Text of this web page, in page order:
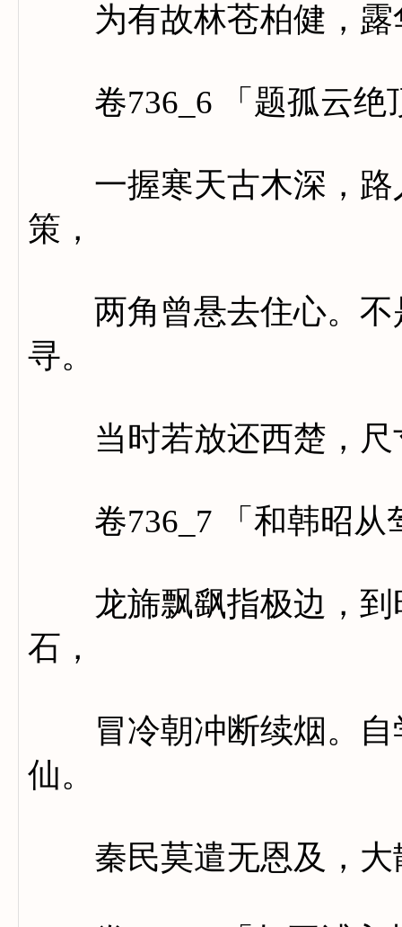
为有故林苍柏健，露
卷736_6 「题孤云绝
一握寒天古木深，路
策，
两角曾悬去住心。不
寻。
当时若放还西楚，尺
卷736_7 「和韩昭从
龙旆飘飖指极边，到
石，
冒冷朝冲断续烟。自
仙。
秦民莫遣无恩及，大